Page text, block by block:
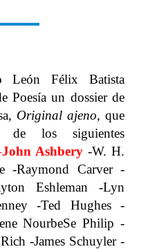
León Félix Batista
Poesía un dossier de
Original ajeno, que
de los siguientes
John Ashbery -W. H.
-Raymond Carver -
Eshleman -Lyn
-Ted Hughes -
NourbeSe Philip -
-James Schuyler -